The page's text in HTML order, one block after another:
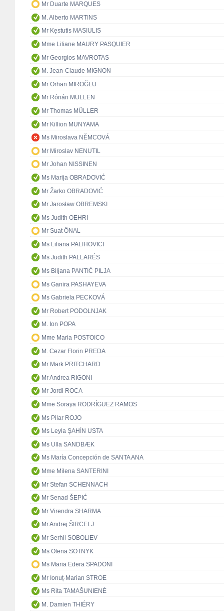
Mr Duarte MARQUES
M. Alberto MARTINS
Mr Kęstutis MASIULIS
Mme Liliane MAURY PASQUIER
Mr Georgios MAVROTAS
M. Jean-Claude MIGNON
Mr Orhan MİROĞLU
Mr Rónán MULLEN
Mr Thomas MÜLLER
Mr Killion MUNYAMA
Ms Miroslava NĚMCOVÁ
Mr Miroslav NENUTIL
Mr Johan NISSINEN
Ms Marija OBRADOVIĆ
Mr Žarko OBRADOVIĆ
Mr Jarosław OBREMSKI
Ms Judith OEHRI
Mr Suat ÖNAL
Ms Liliana PALIHOVICI
Ms Judith PALLARÉS
Ms Biljana PANTIĆ PILJA
Ms Ganira PASHAYEVA
Ms Gabriela PECKOVÁ
Mr Robert PODOLNJAK
M. Ion POPA
Mme Maria POSTOICO
M. Cezar Florin PREDA
Mr Mark PRITCHARD
Mr Andrea RIGONI
Mr Jordi ROCA
Mme Soraya RODRÍGUEZ RAMOS
Ms Pilar ROJO
Ms Leyla ŞAHİN USTA
Ms Ulla SANDBÆK
Ms María Concepción de SANTA ANA
Mme Milena SANTERINI
Mr Stefan SCHENNACH
Mr Senad ŠEPIĆ
Mr Virendra SHARMA
Mr Andrej ŠIRCELJ
Mr Serhii SOBOLIEV
Ms Olena SOTNYK
Ms Maria Edera SPADONI
Mr Ionuț-Marian STROE
Ms Rita TAMAŠUNIENĖ
M. Damien THIÉRY